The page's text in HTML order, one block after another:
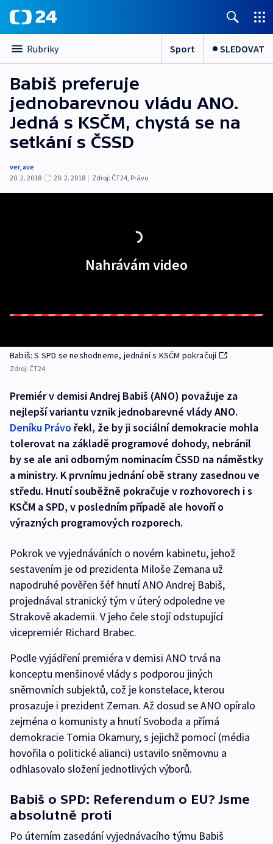
Rubriky Sport SLEDOVAT
Babiš preferuje
jednobarevnou vládu ANO.
Jedná s KSČM, chystá se na
setkání s ČSSD
ver,ave
20. 2. 2018
20. 2. 2018 | Zdroj: ČT24, Právo
Nahrávám video
Babiš: S SPD se neshodneme, jednání s KSČM pokračují
Zdroj: ČT24
Premiér v demisi Andrej Babiš (ANO) považuje za
nejlepší variantu vznik jednobarevné vlády ANO.
Deníku Právo řekl, že by ji sociální demokracie mohla
tolerovat na základě programové dohody, nebránil
by se ale ani odborným nominacím ČSSD na náměstky
a ministry. K prvnímu jednání obě strany zasednou ve
středu. Hnutí souběžně pokračuje v rozhovorech i s
KSČM a SPD, v posledním případě ale hovoří o
výrazných programových rozporech.
Pokrok ve vyjednáváních o novém kabinetu, jehož
sestavením je od prezidenta Miloše Zemana už
napodruhé pověřen šéf hnutí ANO Andrej Babiš,
projednával stranický tým v úterý odpoledne ve
Strakově akademii. V jeho čele stojí odstupující
vicepremiér Richard Brabec.
Podle vyjádření premiéra v demisi ANO trvá na
konceptu menšinové vlády s podporou jiných
sněmovních subjektů, což je konstelace, kterou
prosazuje i prezident Zeman. Až dosud se ANO opíralo
zejména o komunisty a hnutí Svoboda a přímá
demokracie Tomia Okamury, s jejichž pomocí (média
hovořila o politické alianci) ustavilo sněmovnu a
odhlasovalo složení jednotlivých výborů.
Babiš o SPD: Referendum o EU? Jsme
absolutně proti
Po úterním zasedání vyjednávacího týmu Babiš